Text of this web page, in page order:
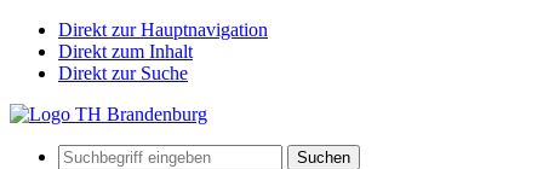
Direkt zur Hauptnavigation
Direkt zum Inhalt
Direkt zur Suche
Suchen